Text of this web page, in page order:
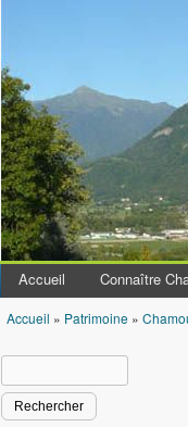
Accueil Connaître
Vous êtes ici
Accueil » Patrimoine »
Formulaire de